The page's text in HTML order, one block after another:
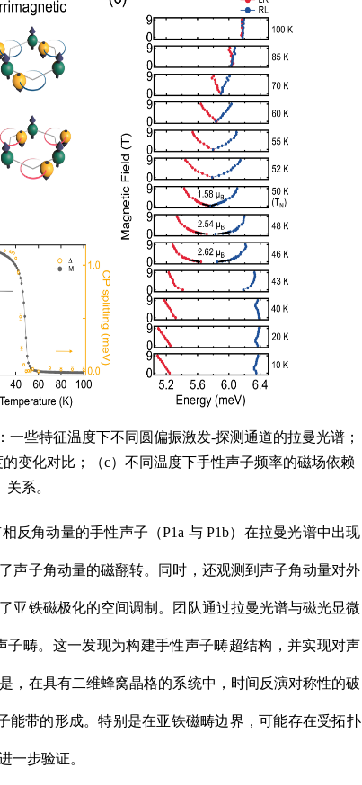
些特征温度下不同圆偏振激发-探测通道的拉曼光谱；
变化对比；（c）不同温度下手性声子频率的磁场依赖
关系。
反角动量的手性声子（P1a 与 P1b）在拉曼光谱中出现
声子角动量的磁翻转。同时，还观测到声子角动量对外
亚铁磁极化的空间调制。团队通过拉曼光谱与磁光显微
子畴。这一发现为构建手性声子畴超结构，并实现对声
，在具有二维蜂窝晶格的系统中，时间反演对称性的破
能带的形成。特别是在亚铁磁畴边界，可能存在受拓扑
一步验证。